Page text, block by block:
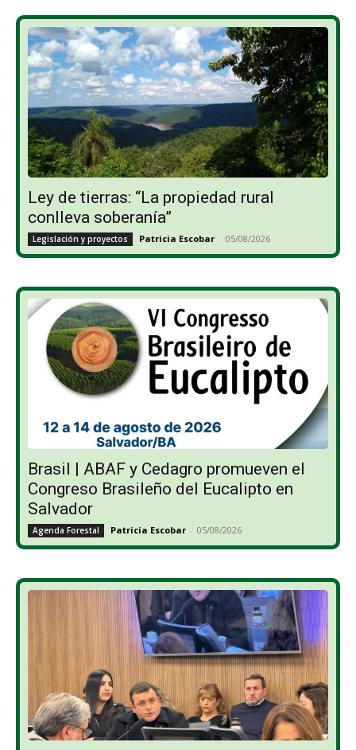
Ley de tierras: “La propiedad rural
conlleva soberanía”
Legislación y proyectos Patricia Escobar - 05/08/2026
Brasil | ABAF y Cedagro promueven el
Congreso Brasileño del Eucalipto en
Salvador
Agenda Forestal Patricia Escobar - 05/08/2026